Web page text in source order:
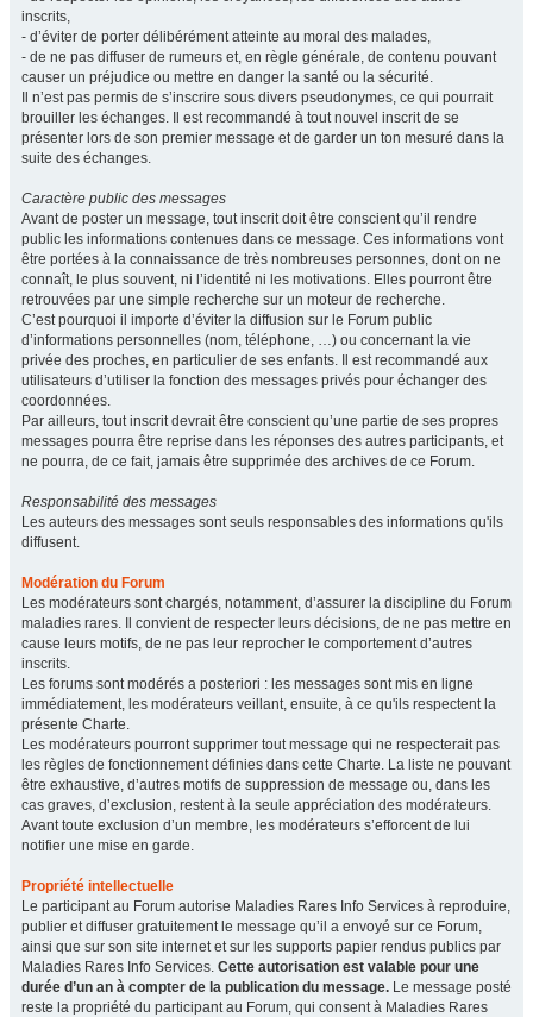
inscrits,
- d’éviter de porter délibérément atteinte au moral des malades,
- de ne pas diffuser de rumeurs et, en règle générale, de contenu pouvant
causer un préjudice ou mettre en danger la santé ou la sécurité.
Il n’est pas permis de s’inscrire sous divers pseudonymes, ce qui pourrait
brouiller les échanges. Il est recommandé à tout nouvel inscrit de se
présenter lors de son premier message et de garder un ton mesuré dans la
suite des échanges.
Caractère public des messages
Avant de poster un message, tout inscrit doit être conscient qu’il rendre
public les informations contenues dans ce message. Ces informations vont
être portées à la connaissance de très nombreuses personnes, dont on ne
connaît, le plus souvent, ni l’identité ni les motivations. Elles pourront être
retrouvées par une simple recherche sur un moteur de recherche.
C’est pourquoi il importe d’éviter la diffusion sur le Forum public
d’informations personnelles (nom, téléphone, …) ou concernant la vie
privée des proches, en particulier de ses enfants. Il est recommandé aux
utilisateurs d’utiliser la fonction des messages privés pour échanger des
coordonnées.
Par ailleurs, tout inscrit devrait être conscient qu’une partie de ses propres
messages pourra être reprise dans les réponses des autres participants, et
ne pourra, de ce fait, jamais être supprimée des archives de ce Forum.
Responsabilité des messages
Les auteurs des messages sont seuls responsables des informations qu'ils
diffusent.
Modération du Forum
Les modérateurs sont chargés, notamment, d’assurer la discipline du Forum
maladies rares. Il convient de respecter leurs décisions, de ne pas mettre en
cause leurs motifs, de ne pas leur reprocher le comportement d’autres
inscrits.
Les forums sont modérés a posteriori : les messages sont mis en ligne
immédiatement, les modérateurs veillant, ensuite, à ce qu'ils respectent la
présente Charte.
Les modérateurs pourront supprimer tout message qui ne respecterait pas
les règles de fonctionnement définies dans cette Charte. La liste ne pouvant
être exhaustive, d’autres motifs de suppression de message ou, dans les
cas graves, d’exclusion, restent à la seule appréciation des modérateurs.
Avant toute exclusion d’un membre, les modérateurs s’efforcent de lui
notifier une mise en garde.
Propriété intellectuelle
Le participant au Forum autorise Maladies Rares Info Services à reproduire,
publier et diffuser gratuitement le message qu’il a envoyé sur ce Forum,
ainsi que sur son site internet et sur les supports papier rendus publics par
Maladies Rares Info Services. Cette autorisation est valable pour une
durée d’un an à compter de la publication du message. Le message posté
reste la propriété du participant au Forum, qui consent à Maladies Rares